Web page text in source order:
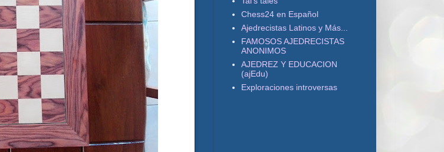
Chess24 en Español
Ajedrecistas Latinos y Más...
FAMOSOS AJEDRECISTAS
ANONIMOS
AJEDREZ Y EDUCACION
(ajEdu)
Exploraciones introversas